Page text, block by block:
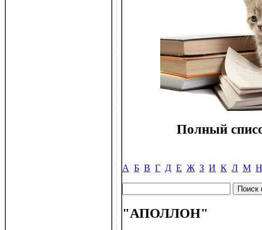
Полный
А Б В Г Д Е Ж З И К Л М Н
"АПОЛЛОН"